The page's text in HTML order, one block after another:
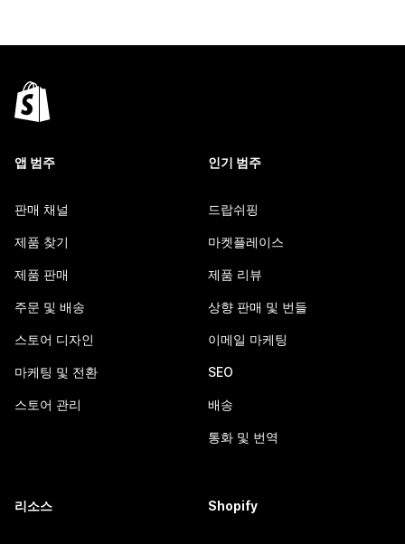
앱 범주
판매 채널
제품 찾기
제품 판매
주문 및 배송
스토어 디자인
마케팅 및 전환
스토어 관리
인기 범주
드랍쉬핑
마켓플레이스
제품 리뷰
상향 판매 및 번들
이메일 마케팅
SEO
배송
통화 및 번역
리소스 Shopify